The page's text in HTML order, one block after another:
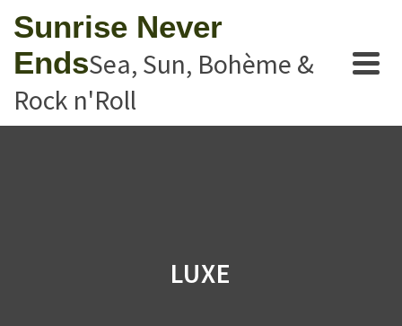
Sunrise Never
EndsSea, Sun, Bohème &
Rock n'Roll
LUXE